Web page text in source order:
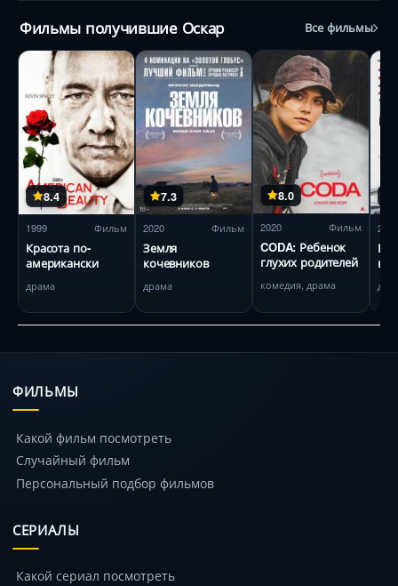
Фильмы получившие Оскар Все фильмы
8.4
1999 Фильм
Красота по-
американски
драма
7.3
2020 Фильм
Земля
кочевников
драма
8.0
2020 Фильм
CODA: Ребенок
глухих родителей
комедия, драма
2015
В
ФИЛЬМЫ
Какой фильм посмотреть
Случайный фильм
Персональный подбор фильмов
СЕРИАЛЫ
Какой сериал посмотреть